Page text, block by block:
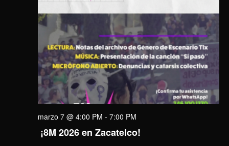
¡8M 2026 en Zacatelco!
marzo 7 @ 4:00 PM - 7:00 PM